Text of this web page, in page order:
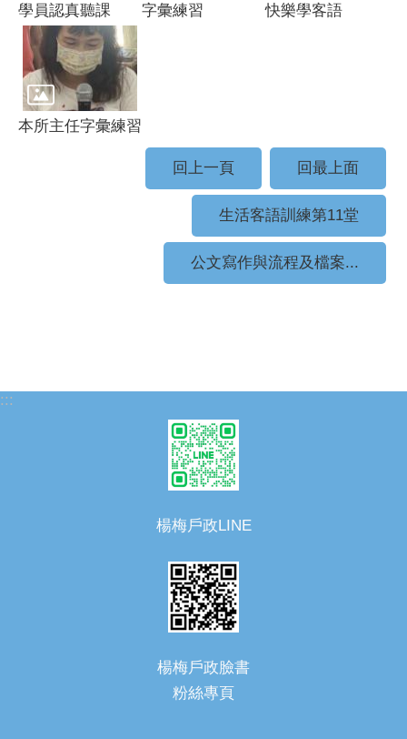
學員認真聽課 字彙練習 快樂學客語
本所主任字彙練習
回上一頁 回最上面
生活客語訓練第11堂
公文寫作與流程及檔案...
:::
楊梅戶政LINE
楊梅戶政臉書
粉絲專頁